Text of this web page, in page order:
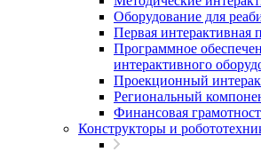
Оборудование для
Первая интерактивная
Программное
интерактивного
Проекционный
Региональный
Финансовая
Конструкторы и